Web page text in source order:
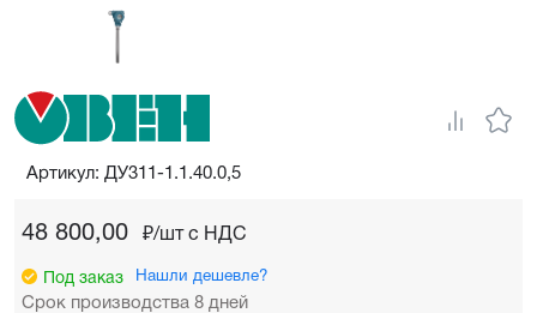
48 800,00 ₽/шт c НДС
Под заказ Нашли дешевле?
Срок производства 8 дней
Артикул: ДУ311-1.1.40.0,5